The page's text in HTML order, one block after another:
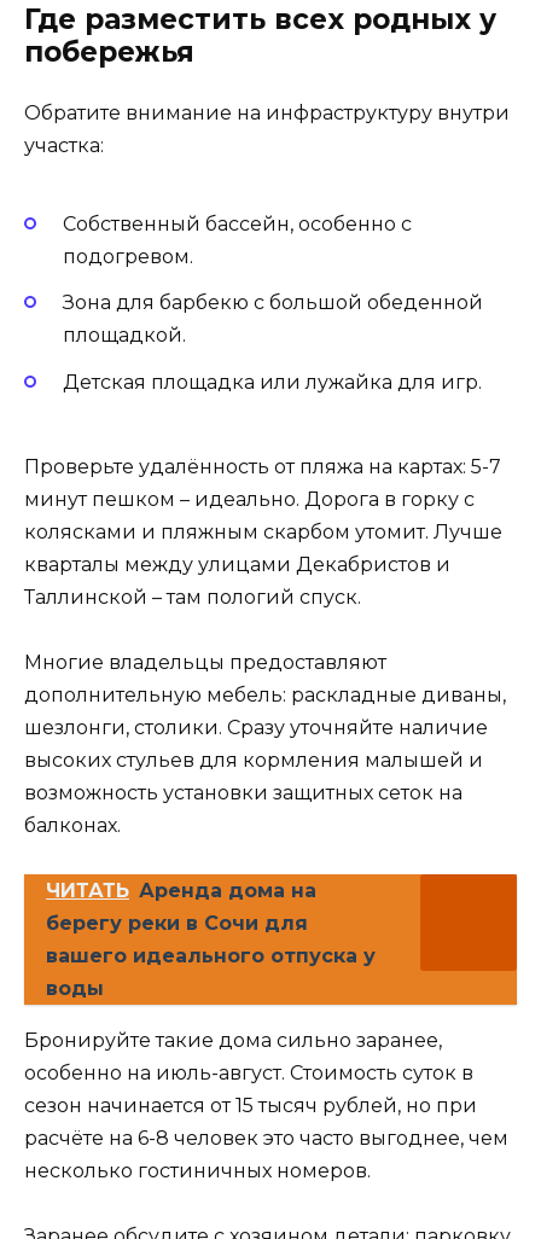
Где разместить всех родных у
побережья
Обратите внимание на инфраструктуру внутри
участка:
Собственный бассейн, особенно с
подогревом.
Зона для барбекю с большой обеденной
площадкой.
Детская площадка или лужайка для игр.
Проверьте удалённость от пляжа на картах: 5-7
минут пешком – идеально. Дорога в горку с
колясками и пляжным скарбом утомит. Лучше
кварталы между улицами Декабристов и
Таллинской – там пологий спуск.
Многие владельцы предоставляют
дополнительную мебель: раскладные диваны,
шезлонги, столики. Сразу уточняйте наличие
высоких стульев для кормления малышей и
возможность установки защитных сеток на
балконах.
ЧИТАТЬ Аренда дома на
берегу реки в Сочи для
вашего идеального отпуска у
воды
Бронируйте такие дома сильно заранее,
особенно на июль-август. Стоимость суток в
сезон начинается от 15 тысяч рублей, но при
расчёте на 6-8 человек это часто выгоднее, чем
несколько гостиничных номеров.